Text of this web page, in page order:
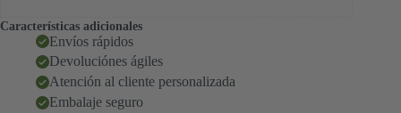
Características adicionales
Envíos rápidos
Devoluciónes ágiles
Atención al cliente personalizada
Embalaje seguro